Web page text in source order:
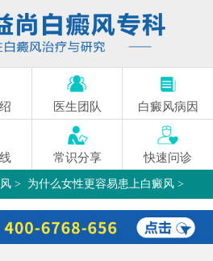
医生团队 白癜风病因
常识分享 快速问诊
> 为什么女性更容易患上白癜风 >